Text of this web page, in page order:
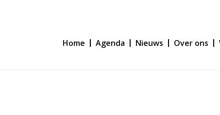
Home Agenda Nieuws Over ons